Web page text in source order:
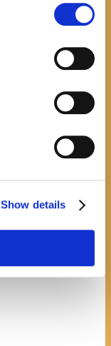
Show details